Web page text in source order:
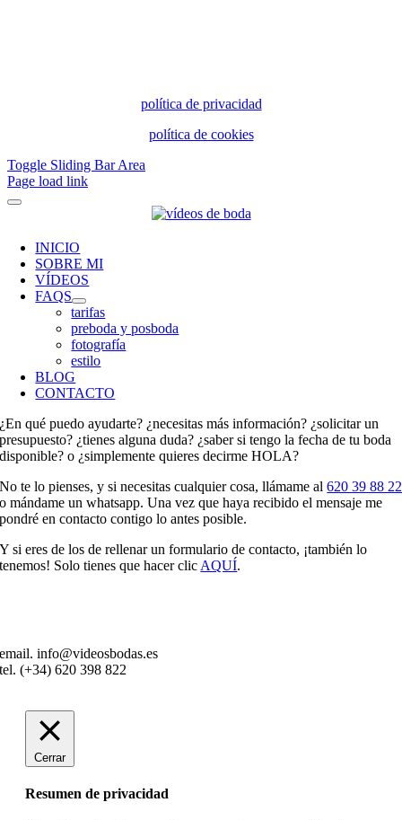
política de privacidad
política de cookies
Toggle Sliding Bar Area
Page load link
INICIO
SOBRE MI
VÍDEOS
FAQS
tarifas
preboda y posboda
fotografía
estilo
BLOG
CONTACTO
¿En qué puedo ayudarte? ¿necesitas más información? ¿solicitar un
presupuesto? ¿tienes alguna duda? ¿saber si tengo la fecha de tu boda
disponible? o ¿simplemente quieres decirme HOLA?
No te lo pienses, y si necesitas cualquier cosa, llámame al620 39 88 22
o mándame un whatsapp. Una vez que haya recibido el mensaje me
pondré en contacto contigo lo antes posible.
Y si eres de los de rellenar un formulario de contacto, ¡también lo
tenemos! Solo tienes que hacer clic AQUÍ.
email. info@videosbodas.es
tel. (+34) 620 398 822
Cerrar
Resumen de privacidad